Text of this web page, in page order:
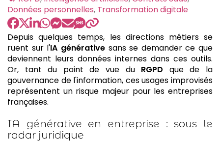
:
Données personnelles, Transformation digitale
Depuis quelques temps, les directions métiers se
ruent sur l'IA générativesans se demander ce que
deviennent leurs données internes dans ces outils.
Or, tant du point de vue du RGPD que de la
gouvernance de l'information, ces usages improvisés
représentent un risque majeur pour les entreprises
françaises.
IA générative en entreprise : sous le
radar juridique